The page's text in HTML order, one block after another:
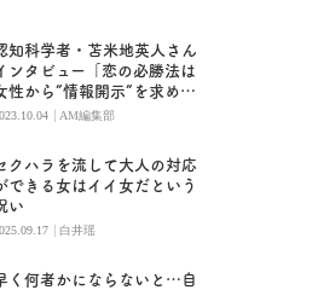
知科学者・苫米地英人さん
ンタビュー「恋の必勝法は
性から”情報開示”を求め
！」【後編】
| AM編集部
クハラを流して大人の対応
できる女はイイ女だという
い
| 白井瑶
く何者かにならないと…自